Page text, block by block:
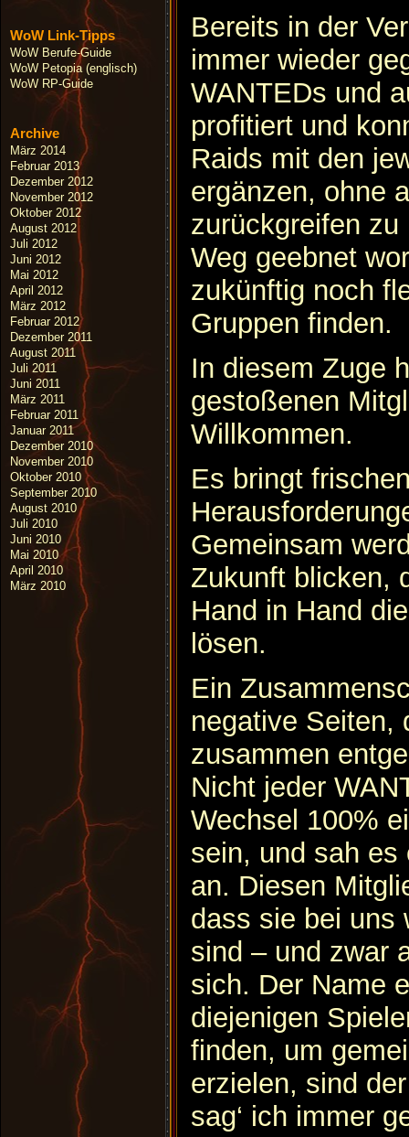
WoW Link-Tipps
WoW Berufe-Guide
WoW Petopia (englisch)
WoW RP-Guide
Archive
März 2014
Februar 2013
Dezember 2012
November 2012
Oktober 2012
August 2012
Juli 2012
Juni 2012
Mai 2012
April 2012
März 2012
Februar 2012
Dezember 2011
August 2011
Juli 2011
Juni 2011
März 2011
Februar 2011
Januar 2011
Dezember 2010
November 2010
Oktober 2010
September 2010
August 2010
Juli 2010
Juni 2010
Mai 2010
April 2010
März 2010
Bereits in der
immer wieder
WANTEDs und
profitiert und
Raids mit den
ergänzen, ohne
zurückgreifen
Weg geebnet
zukünftig noch
Gruppen finden.
In diesem Zuge
gestoßenen
Willkommen.
Es bringt
Gemeinsam
Zukunft blicken,
Hand in Hand
lösen.
Ein
negative Seiten,
zusammen
Nicht jeder
Wechsel 100%
sein, und sah es
an. Diesen
dass sie bei uns
sind – und zwar
sich. Der Name
diejenigen
finden, um
erzielen, sind
sag‘ ich immer